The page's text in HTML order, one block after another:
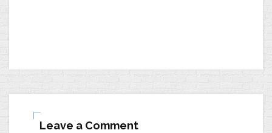
Leave a Comment